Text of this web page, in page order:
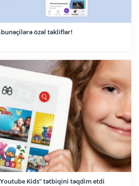
özəl təkliflər!
Kids” tətbiqini təqdim etdi